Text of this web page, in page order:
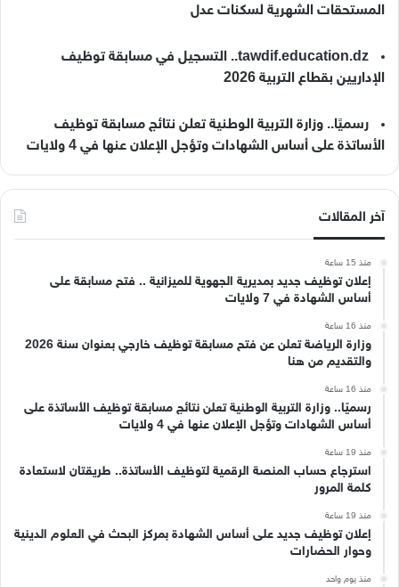
المستحقات الشهرية لسكنات عدل
tawdif.education.dz.. التسجيل في مسابقة توظيف
الإداريين بقطاع التربية 2026
رسميًا.. وزارة التربية الوطنية تعلن نتائج مسابقة توظيف
الأساتذة على أساس الشهادات وتؤجل الإعلان عنها في 4 ولايات
آخر المقالات
منذ 15 ساعة
إعلان توظيف جديد بمديرية الجهوية للميزانية .. فتح مسابقة على
أساس الشهادة في 7 ولايات
منذ 16 ساعة
وزارة الرياضة تعلن عن فتح مسابقة توظيف خارجي بعنوان سنة 2026
والتقديم من هنا
منذ 16 ساعة
رسميًا.. وزارة التربية الوطنية تعلن نتائج مسابقة توظيف الأساتذة على
أساس الشهادات وتؤجل الإعلان عنها في 4 ولايات
منذ 19 ساعة
استرجاع حساب المنصة الرقمية لتوظيف الأساتذة.. طريقتان لاستعادة
كلمة المرور
منذ 19 ساعة
إعلان توظيف جديد على أساس الشهادة بمركز البحث في العلوم الدينية
وحوار الحضارات
منذ يوم واحد